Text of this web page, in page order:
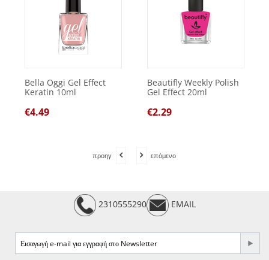
Bella Oggi Gel Effect
Keratin 10ml
€4.49
Beautifly Weekly Polish
Gel Effect 20ml
€2.29
προηγ επόμενο
2310555290 EMAIL